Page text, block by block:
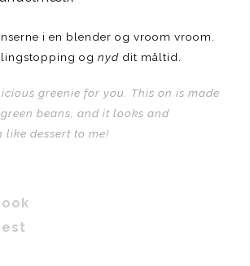
i en blender og vroom vroom.
og nyd dit måltid.
greenie for you. This on is made
beans, and it looks and
like dessert to me!